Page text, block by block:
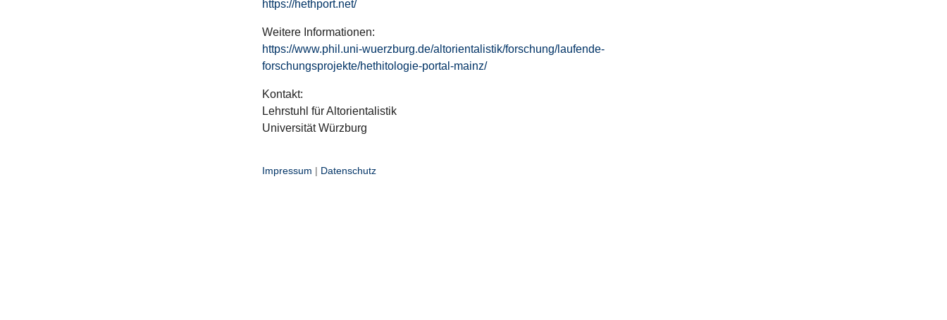
https://hethport.net/
Weitere Informationen:
https://www.phil.uni-wuerzburg.de/altorientalistik/forschung/laufende-
forschungsprojekte/hethitologie-portal-mainz/
Kontakt:
Lehrstuhl für Altorientalistik
Universität Würzburg
Impressum | Datenschutz